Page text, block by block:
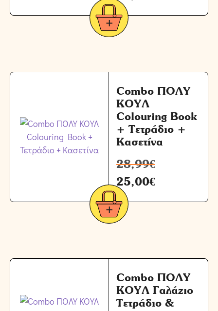
Combo ΠΟΛΥ
ΚΟΥΛ
Colouring Book
+ Τετράδιο +
Κασετίνα
28,99€
25,00€
Combo ΠΟΛΥ
ΚΟΥΛ Γαλάζιο
Τετράδιο &